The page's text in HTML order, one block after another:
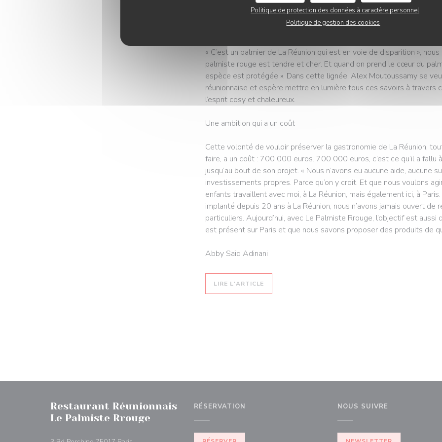
Politique de protection des données à caractère personnel
Politique de gestion des cookies
choix du nom du restaurant.
« C’est un palmier de La Réunion qui est en voie de disparition »,
palmiste rouge est tendre et cher. Et quand on prend le cœur du
espèce est protégée ». Dans cette lignée, Alex Moutoussamy se
réunionnaise et espère mettre en lumière tous ces savoirs à travers
l’esprit cosy et chaleureux.
Une ambition qui a un coût
Cette volonté de vouloir préserver la gastronomie de La Réunion,
faire, a un coût : 700 000 euros. 700 000 euros, c’est ce qu’il a
jusqu’au bout de son projet. « Nous n’avons eu aucune aide, aucune
investissements propres. Parce qu’on y croit. Et que nous voulons
enfants travaillent avec moi, à La Réunion, mais également ici, à
implanté depuis 20 ans à La Réunion, nous n’avons jamais ouvert
particuliers. Aujourd’hui, avec Le Palmiste Rrouge, l’objectif est
est présent sur Paris et que nous savons proposer des produits de
Abby Said Adinani
LIRE L'ARTICLE
Restaurant Réunionnais
Le Palmiste Rrouge
RÉSERVATION NOUS SUIVRE